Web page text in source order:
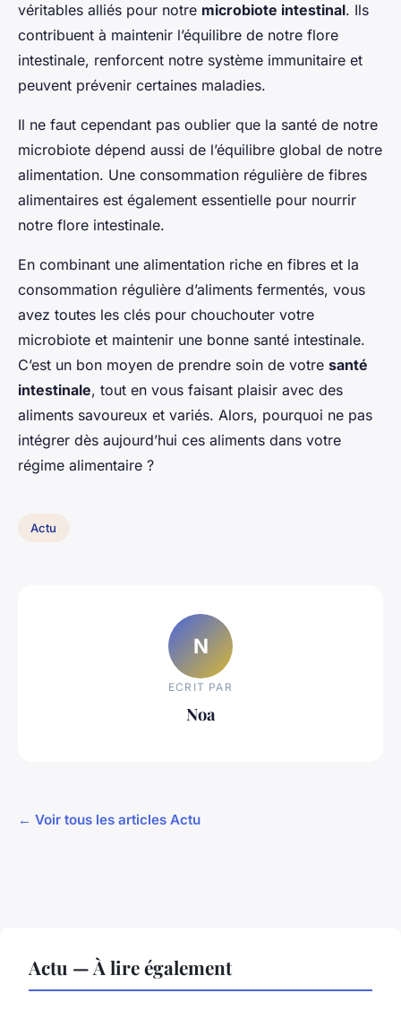
véritables alliés pour notre microbiote intestinal. Ils
contribuent à maintenir l’équilibre de notre flore
intestinale, renforcent notre système immunitaire et
peuvent prévenir certaines maladies.
Il ne faut cependant pas oublier que la santé de notre
microbiote dépend aussi de l’équilibre global de notre
alimentation. Une consommation régulière de fibres
alimentaires est également essentielle pour nourrir
notre flore intestinale.
En combinant une alimentation riche en fibres et la
consommation régulière d’aliments fermentés, vous
avez toutes les clés pour chouchouter votre
microbiote et maintenir une bonne santé intestinale.
C’est un bon moyen de prendre soin de votre santé
intestinale, tout en vous faisant plaisir avec des
aliments savoureux et variés. Alors, pourquoi ne pas
intégrer dès aujourd’hui ces aliments dans votre
régime alimentaire ?
Actu
N
ECRIT PAR
Noa
← Voir tous les articles Actu
Actu — À lire également